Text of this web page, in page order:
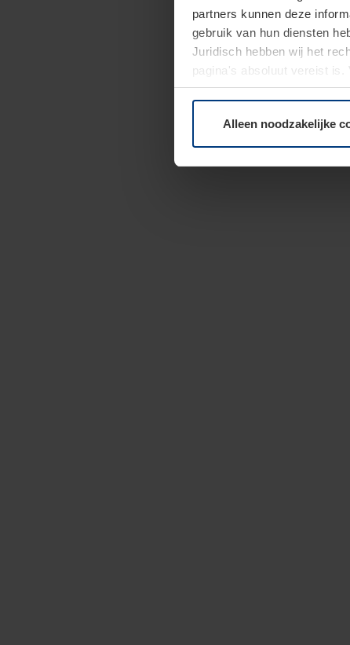
partners kunnen deze
gebruik van hun diensten
Juridisch hebben wij het
pagina's absoluut vereist
moment bij de uitleg van de
Alleen noodzakelijke